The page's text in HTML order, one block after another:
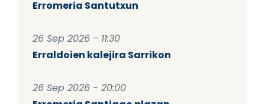
Erromeria Santutxun
26 Sep 2026 - 11:30
Erraldoien kalejira Sarrikon
26 Sep 2026 - 20:00